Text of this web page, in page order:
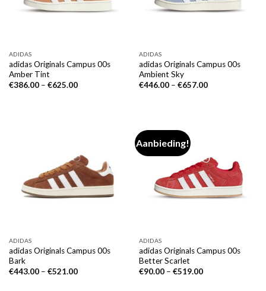
ADIDAS
adidas Originals Campus 00s
Amber Tint
€386.00– €625.00
ADIDAS
adidas Originals Campus 00s
Ambient Sky
€446.00– €657.00
ADIDAS
adidas Originals Campus 00s
Bark
€443.00– €521.00
Aanbieding!
ADIDAS
adidas Originals Campus 00s
Better Scarlet
€90.00– €519.00